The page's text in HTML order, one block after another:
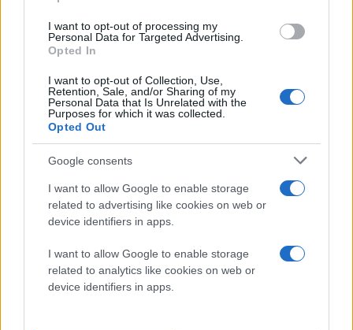
I want to opt-out of processing my
Personal Data for Targeted Advertising.
Opted In
I want to opt-out of Collection, Use,
Retention, Sale, and/or Sharing of my
Personal Data that Is Unrelated with the
Purposes for which it was collected.
Opted Out
Google consents
I want to allow Google to enable storage
related to advertising like cookies on web or
device identifiers in apps.
I want to allow Google to enable storage
related to analytics like cookies on web or
device identifiers in apps.
Techgear.gr στο Google
Newsγια να